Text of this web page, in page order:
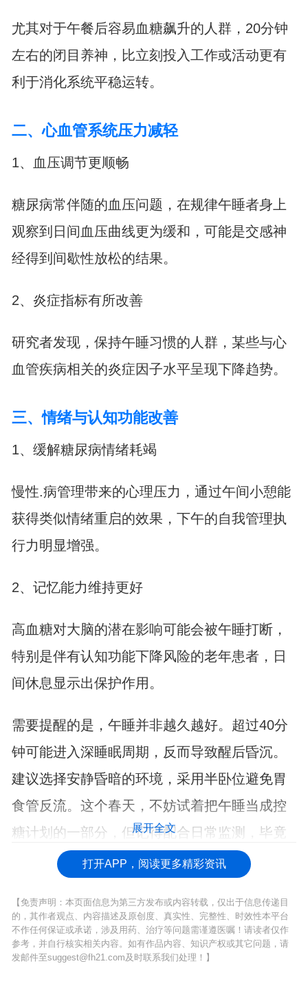
尤其对于午餐后容易血糖飙升的人群，20分钟
左右的闭目养神，比立刻投入工作或活动更有
利于消化系统平稳运转。
二、心血管系统压力减轻
1、血压调节更顺畅
糖尿病常伴随的血压问题，在规律午睡者身上
观察到日间血压曲线更为缓和，可能是交感神
经得到间歇性放松的结果。
2、炎症指标有所改善
研究者发现，保持午睡习惯的人群，某些与心
血管疾病相关的炎症因子水平呈现下降趋势。
三、情绪与认知功能改善
1、缓解糖尿病情绪耗竭
慢性.病管理带来的心理压力，通过午间小憩能
获得类似情绪重启的效果，下午的自我管理执
行力明显增强。
2、记忆能力维持更好
高血糖对大脑的潜在影响可能会被午睡打断，
特别是伴有认知功能下降风险的老年患者，日
间休息显示出保护作用。
需要提醒的是，午睡并非越久越好。超过40分
钟可能进入深睡眠周期，反而导致醒后昏沉。
建议选择安静昏暗的环境，采用半卧位避免胃
食管反流。这个春天，不妨试着把午睡当成控
糖计划的一部分，但记得配合日常监测，毕竟
每个人的身体反应都不尽相同。
展开全文
打开APP，阅读更多精彩资讯
【免责声明：本页面信息为第三方发布或内容转载，仅出于信息传递目
的，其作者观点、内容描述及原创度、真实性、完整性、时效性本平台
不作任何保证或承诺，涉及用药、治疗等问题需谨遵医嘱！请读者仅作
参考，并自行核实相关内容。如有作品内容、知识产权或其它问题，请
发邮件至suggest@fh21.com及时联系我们处理！】